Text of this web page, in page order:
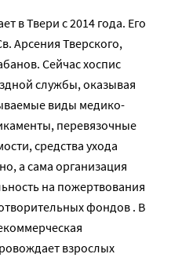
в Твери с 2014 года. Его
Арсения Тверского,
Сейчас хоспис
службы, оказывая
виды медико-
перевязочные
средства ухода
а сама организация
на пожертвования
фондов . В
взрослых